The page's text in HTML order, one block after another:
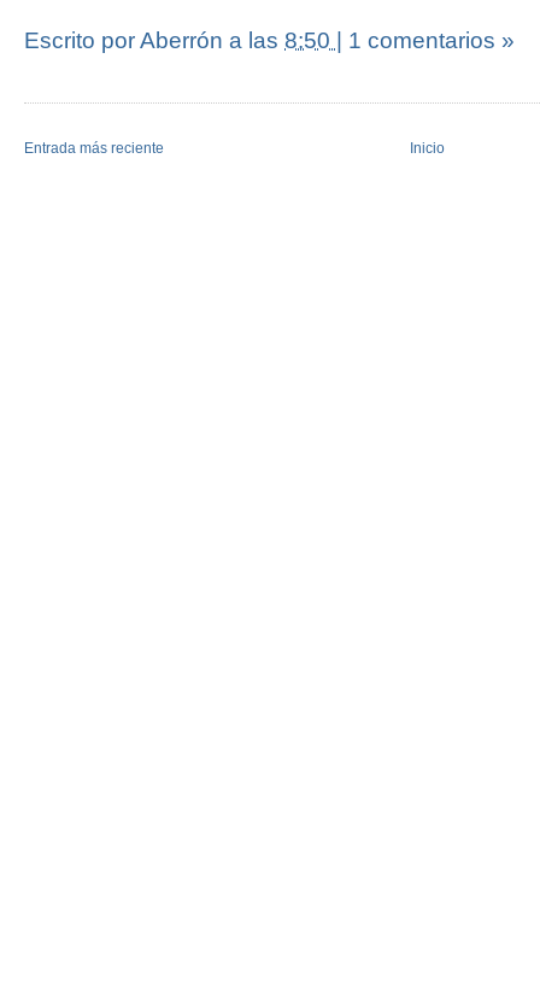
Escrito por Aberrón a las 8:50 | 1 comentarios »
Entrada más reciente Inicio